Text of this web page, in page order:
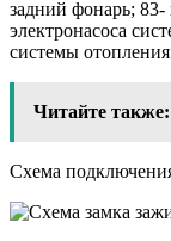
задний фонарь;
электронасоса
системы
Читайте также:
Схема